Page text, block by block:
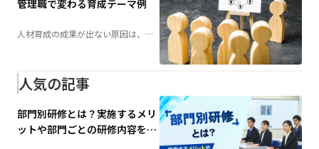
管理職で変わる育成テーマ例
人材育成の成果が出ない原因は、
「研修不足」ではなく「研修設計」
です。若手・中堅・管理職それぞれ
に必要な研修テーマや実施方法を詳
しく解説します。
人気の記事
部門別研修とは？実施するメリ
ットや部門ごとの研修内容を解